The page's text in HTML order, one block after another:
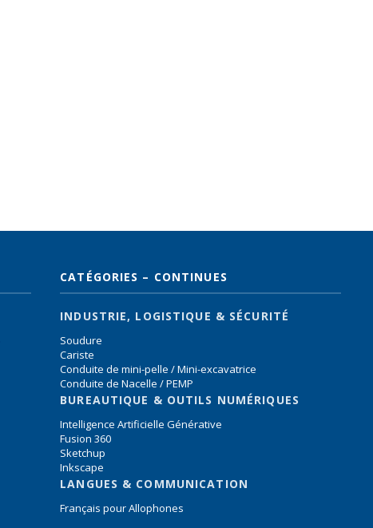
CATÉGORIES – CONTINUES
INDUSTRIE, LOGISTIQUE & SÉCURITÉ
Soudure
Cariste
Conduite de mini-pelle / Mini-excavatrice
Conduite de Nacelle / PEMP
BUREAUTIQUE & OUTILS NUMÉRIQUES
Intelligence Artificielle Générative
Fusion 360
Sketchup
Inkscape
LANGUES & COMMUNICATION
Français pour Allophones